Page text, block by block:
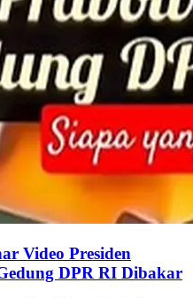
Video Presiden
DPR RI Dibakar